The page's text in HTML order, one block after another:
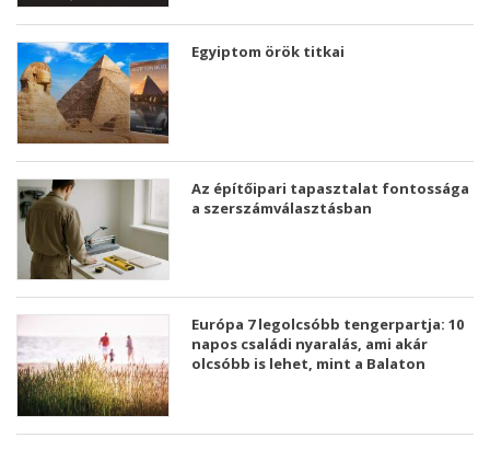
Egyiptom örök titkai
Az építőipari tapasztalat fontossága
a szerszámválasztásban
Európa 7 legolcsóbb tengerpartja: 10
napos családi nyaralás, ami akár
olcsóbb is lehet, mint a Balaton